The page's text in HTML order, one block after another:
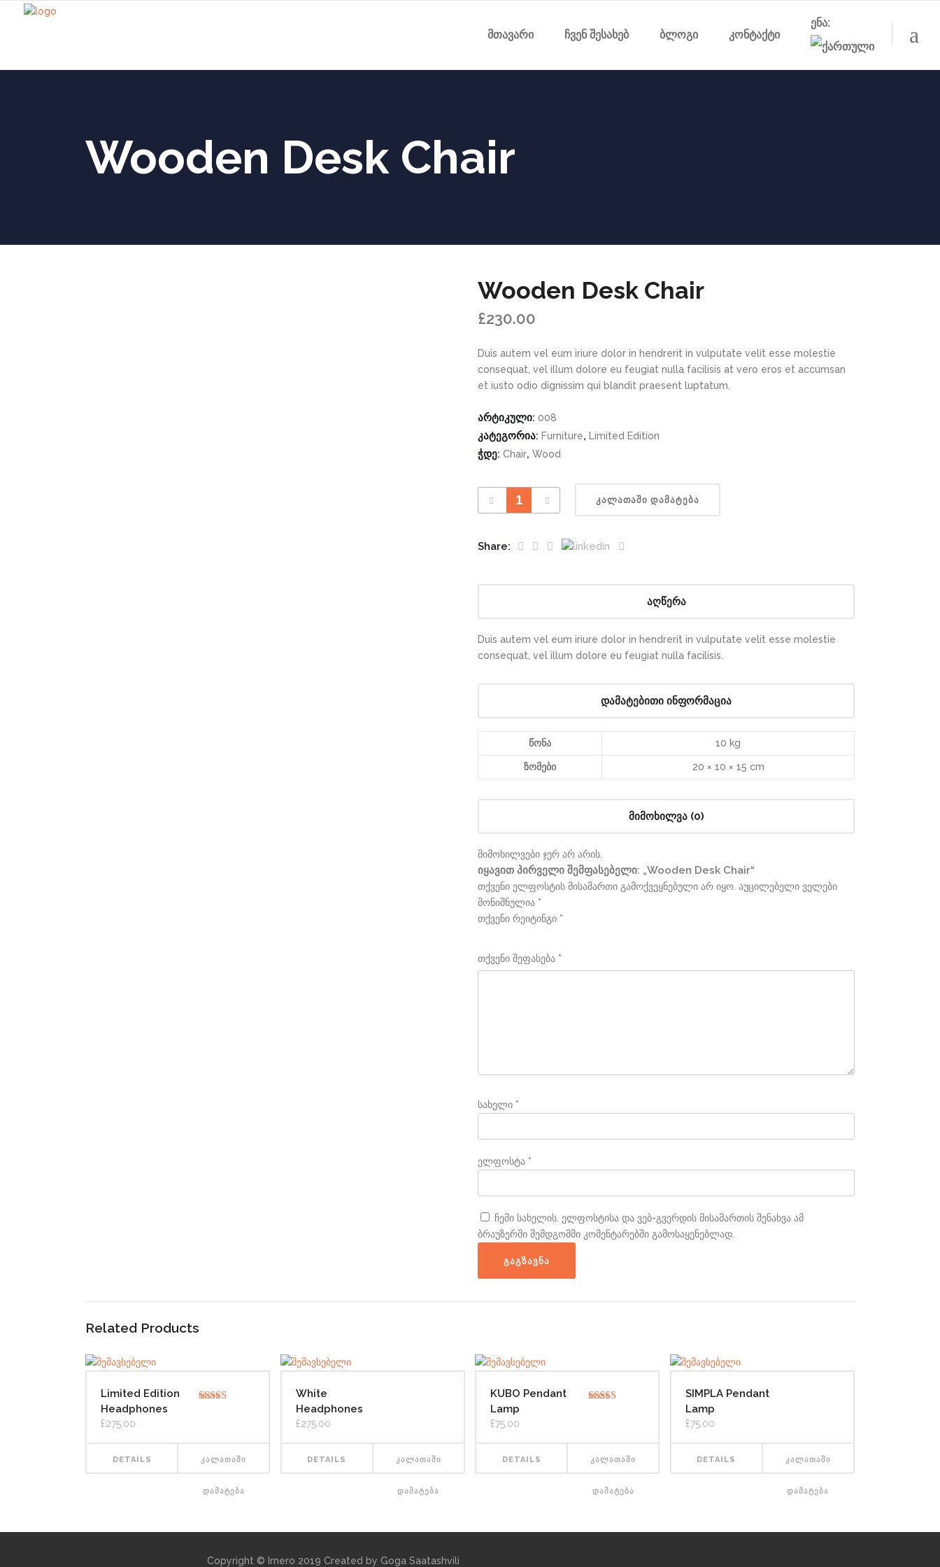
მთავარი ჩვენ შესახებ ბლოგი კონტაქტი
ენა:
Wooden Desk Chair
Wooden Desk Chair
£230.00
Duis autem vel eum iriure dolor in hendrerit in vulputate velit esse molestie
consequat, vel illum dolore eu feugiat nulla facilisis at vero eros et accumsan
et iusto odio dignissim qui blandit praesent luptatum.
არტიკული: 008
კატეგორია: Furniture, Limited Edition
ჭდე: Chair, Wood
ᲙᲐᲚᲐᲗᲐᲨᲘ ᲓᲐᲛᲐᲢᲔᲑᲐ
Share:
აღწერა
Duis autem vel eum iriure dolor in hendrerit in vulputate velit esse molestie
consequat, vel illum dolore eu feugiat nulla facilisis.
დამატებითი ინფორმაცია
წონა 10 kg
ზომები 20 × 10 × 15 cm
მიმოხილვა (0)
მიმოხილვები ჯერ არ არის.
იყავით პირველი შემფასებელი: „Wooden Desk Chair“
თქვენი ელფოსტის მისამართი გამოქვეყნებული არ იყო. აუცილებელი ველები
მონიშნულია *
თქვენი რეიტინგი *
თქვენი შეფასება *
სახელი *
ელფოსტა *
ჩემი სახელის. ელფოსტისა და ვებ-გვერდის მისამართის შენახვა ამ
ბრაუზერში შემდგომში კომენტარებში გამოსაყენებლად.
Related Products
Limited Edition
Headphones
£275.00
DETAILS ᲙᲐᲚᲐᲗᲐᲨᲘ
ᲓᲐᲛᲐᲢᲔᲑᲐ
White
Headphones
£275.00
DETAILS ᲙᲐᲚᲐᲗᲐᲨᲘ
ᲓᲐᲛᲐᲢᲔᲑᲐ
KUBO Pendant
Lamp
£75.00
DETAILS ᲙᲐᲚᲐᲗᲐᲨᲘ
ᲓᲐᲛᲐᲢᲔᲑᲐ
SIMPLA Pendant
Lamp
£75.00
DETAILS ᲙᲐᲚᲐᲗᲐᲨᲘ
ᲓᲐᲛᲐᲢᲔᲑᲐ
Copyright © Irnero 2019 Created by Goga Saatashvili